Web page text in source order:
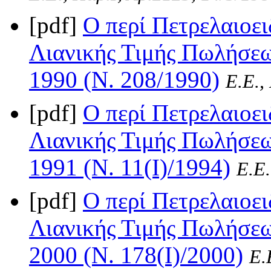
[pdf] Ο περί
Λιανικής Τιμής
1990 (Ν. 208/1990) Ε.Ε.,
[pdf] Ο περί
Λιανικής Τιμής
1991 (Ν. 11(I)/1994)
[pdf] Ο περί
Λιανικής Τιμής
2000 (Ν. 178(I)/2000)